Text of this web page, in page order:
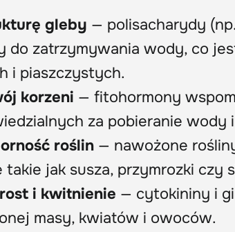
gleby — polisacharydy
do zatrzymywania wody, co
i piaszczystych.
korzeni — fitohormony
za pobieranie wody
roślin — nawożone
jak susza, przymrozki czy
i kwitnienie — cytokininy i
masy, kwiatów i owoców.